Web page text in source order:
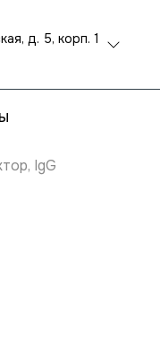
д. 5, корп. 1
IgG